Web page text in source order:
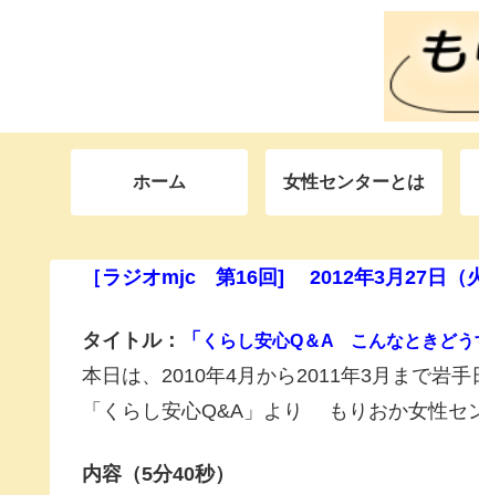
ホーム 女性センターとは
［ラジオmjc 第16回] 2012年3月27日（火
タイトル： 「 くらし安心Q＆A こんなときどう
本日は、2010年4月から2011年3月まで岩手
「くらし安心Q&A」より もりおか女性セ
内容（5分40秒）